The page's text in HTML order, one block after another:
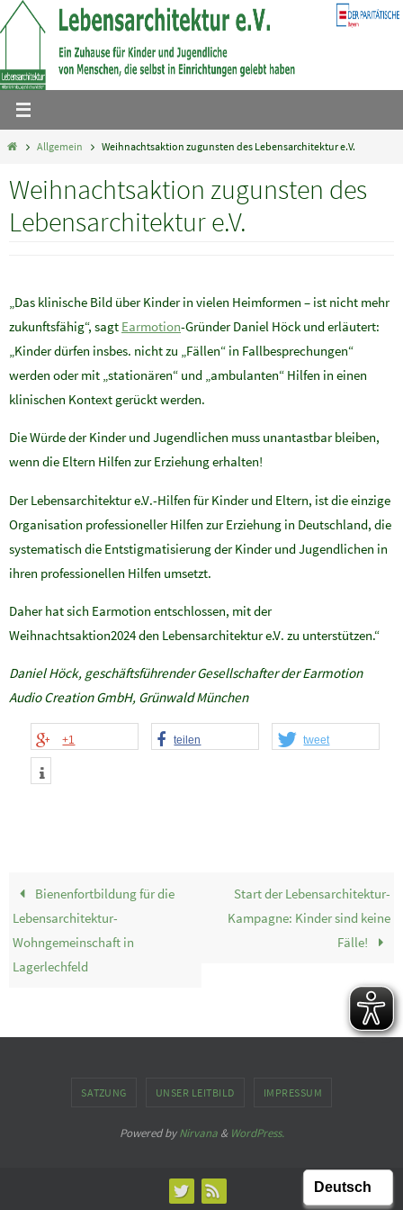
Zum
Inhalt
HomeAllgemein Weihnachtsaktion zugunsten des Lebensarchitektur e.V.
Weihnachtsaktion zugunsten des
Lebensarchitektur e.V.
„Das klinische Bild über Kinder in vielen Heimformen – ist nicht mehr
zukunftsfähig“, sagt Earmotion-Gründer Daniel Höck und erläutert:
„Kinder dürfen insbes. nicht zu „Fällen“ in Fallbesprechungen“
werden oder mit „stationären“ und „ambulanten“ Hilfen in einen
klinischen Kontext gerückt werden.
Die Würde der Kinder und Jugendlichen muss unantastbar bleiben,
wenn die Eltern Hilfen zur Erziehung erhalten!
Der Lebensarchitektur e.V.-Hilfen für Kinder und Eltern, ist die einzige
Organisation professioneller Hilfen zur Erziehung in Deutschland, die
systematisch die Entstigmatisierung der Kinder und Jugendlichen in
ihren professionellen Hilfen umsetzt.
Daher hat sich Earmotion entschlossen, mit der
Weihnachtsaktion2024 den Lebensarchitektur e.V. zu unterstützen.“
Daniel Höck, geschäftsführender Gesellschafter der Earmotion
Audio Creation GmbH, Grünwald München
+1 teilen tweet
Bienenfortbildung für die
Lebensarchitektur-
Wohngemeinschaft in
Lagerlechfeld
Start der Lebensarchitektur-
Kampagne: Kinder sind keine
Fälle!
SATZUNG UNSER LEITBILD IMPRESSUM
Powered byNirvana& WordPress.